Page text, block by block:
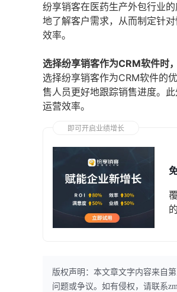
纷享销客在医药生产外包行业
地了解客户需求，从而制定针
效率。
选择纷享销客作为CRM软件时
选择纷享销客作为CRM软件的
售人员更好地跟踪销售进度。
运营效率。
即可开启业绩增长
版权声明：本文章文字内容来自
问题或争议。如有侵权，请联系